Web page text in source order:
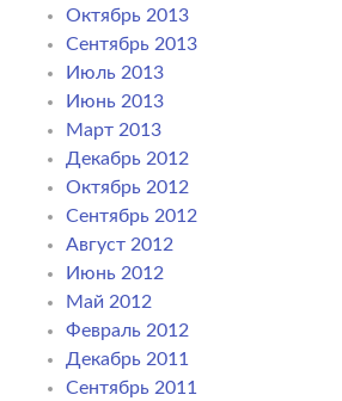
Октябрь 2013
Сентябрь 2013
Июль 2013
Июнь 2013
Март 2013
Декабрь 2012
Октябрь 2012
Сентябрь 2012
Август 2012
Июнь 2012
Май 2012
Февраль 2012
Декабрь 2011
Сентябрь 2011